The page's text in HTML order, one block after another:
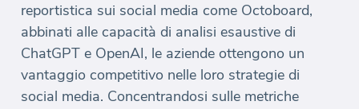
reportistica sui social media come Octoboard,
abbinati alle capacità di analisi esaustive di
ChatGPT e OpenAI, le aziende ottengono un
vantaggio competitivo nelle loro strategie di
social media. Concentrandosi sulle metriche